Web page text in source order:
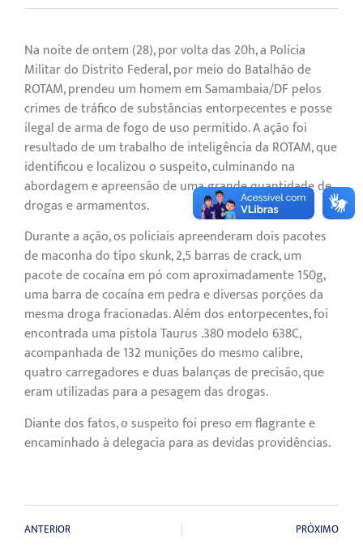
Na noite de ontem (28), por volta das 20h, a Polícia
Militar do Distrito Federal, por meio do Batalhão de
ROTAM, prendeu um homem em Samambaia/DF pelos
crimes de tráfico de substâncias entorpecentes e posse
ilegal de arma de fogo de uso permitido. A ação foi
resultado de um trabalho de inteligência da ROTAM, que
identificou e localizou o suspeito, culminando na
abordagem e apreensão de uma grande quantidade de
drogas e armamentos.
Durante a ação, os policiais apreenderam dois pacotes
de maconha do tipo skunk, 2,5 barras de crack, um
pacote de cocaína em pó com aproximadamente 150g,
uma barra de cocaína em pedra e diversas porções da
mesma droga fracionadas. Além dos entorpecentes, foi
encontrada uma pistola Taurus .380 modelo 638C,
acompanhada de 132 munições do mesmo calibre,
quatro carregadores e duas balanças de precisão, que
eram utilizadas para a pesagem das drogas.
Diante dos fatos, o suspeito foi preso em flagrante e
encaminhado à delegacia para as devidas providências.
ANTERIOR PRÓXIMO